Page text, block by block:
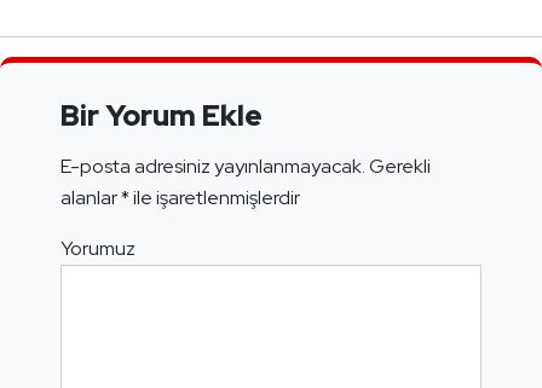
Bir Yorum Ekle
E-posta adresiniz yayınlanmayacak.Gerekli
alanlar*ile işaretlenmişlerdir
Yorumuz